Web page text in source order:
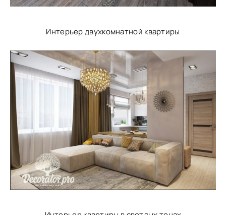
Интерьер двухкомнатной квартиры